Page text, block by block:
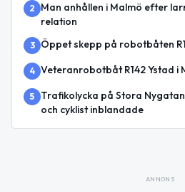
2
Man anhållen i Malmö efter
relation
3 Öppet skepp på robotbåten
4 Veteranrobotbåt R142 Ystad i
5
Trafikolycka på Stora
och cyklist inblandade
ANNONS